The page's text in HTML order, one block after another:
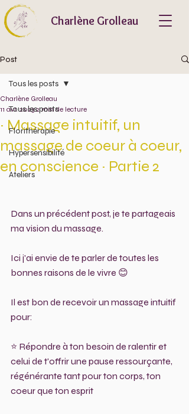
Charlène Grolleau
Post
Tous les posts
Florithérapie
Hypersensibilité
Ateliers
Tous les posts
~ Massage intuitif, un
massage de coeur à coeur,
en conscience ~ Partie 2
Charlène Grolleau
11 avr. 2023 2 min de lecture
Dans un précédent post, je te partageais
ma vision du massage.
Ici j'ai envie de te parler de toutes les
bonnes raisons de le vivre 😊
Il est bon de recevoir un massage intuitif
pour:
⭐ Répondre à ton besoin de ralentir et
celui de t'offrir une pause ressourçante,
régénérante tant pour ton corps, ton
coeur que ton esprit